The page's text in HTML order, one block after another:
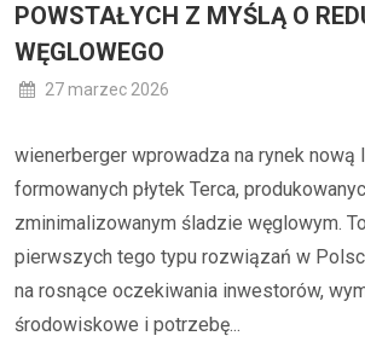
POWSTAŁYCH Z MYŚLĄ O
WĘGLOWEGO
27 marzec 2026
wienerberger wprowadza na rynek nową
formowanych płytek Terca,
zminimalizowanym śladzie węglowym.
pierwszych tego typu rozwiązań w
na rosnące oczekiwania inwestorów,
środowiskowe i potrzebę...